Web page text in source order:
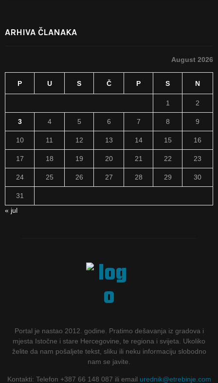
ARHIVA ČLANAKA
August 2026
P U S Č P S N
1 2
3 4 5 6 7 8 9
10 11 12 13 14 15 16
17 18 19 20 21 22 23
24 25 26 27 28 29 30
31
« jul
Portal je nastao 2012. godine. Pratimo dešavanja iz gradova i
mjesta Istočne i stare Hercegovine, te regiona i svijeta. Ukoliko
želite da nam pošaljete tekst, sliku ili neku informaciju slobodno
nam se javite.
Kontakti: Telefon +387 66 148 087 ili email urednik@etrebinje.com